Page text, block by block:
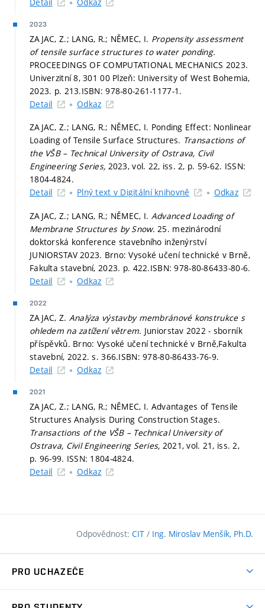
2023
ZAJAC, Z.; LANG, R.; NĚMEC, I. Propensity assessment
of tensile surface structures to water ponding.
PROCEEDINGS OF COMPUTATIONAL MECHANICS 2023.
Univerzitní 8, 301 00 Plzeň: University of West Bohemia,
2023. p. 213.ISBN: 978-80-261-1177-1.
Detail
Odkaz
ZAJAC, Z.; LANG, R.; NĚMEC, I. Ponding Effect: Nonlinear
Loading of Tensile Surface Structures. Transactions of
the VŠB – Technical University of Ostrava, Civil
Engineering Series, 2023, vol. 22, iss. 2, p. 59-62. ISSN:
1804-4824.
Detail
Plný text v Digitální knihovně Odkaz
ZAJAC, Z.; LANG, R.; NĚMEC, I. Advanced Loading of
Membrane Structures by Snow. 25. mezinárodní
doktorská konference stavebního inženýrství
JUNIORSTAV 2023. Brno: Vysoké učení technické v Brně,
Fakulta stavební, 2023. p. 422.ISBN: 978-80-86433-80-6.
Detail
Odkaz
2022
ZAJAC, Z. Analýza výstavby membránové konstrukce s
ohledem na zatížení větrem. Juniorstav 2022 - sborník
příspěvků. Brno: Vysoké učení technické v Brně,Fakulta
stavební, 2022.s. 366.ISBN: 978-80-86433-76-9.
Detail
Odkaz
2021
ZAJAC, Z.; LANG, R.; NĚMEC, I. Advantages of Tensile
Structures Analysis During Construction Stages.
Transactions of the VŠB – Technical University of
Ostrava, Civil Engineering Series, 2021, vol. 21, iss. 2,
p. 96-99. ISSN: 1804-4824.
Detail
Odkaz
Odpovědnost: CIT / Ing. Miroslav Menšík, Ph.D.
PRO UCHAZEČE